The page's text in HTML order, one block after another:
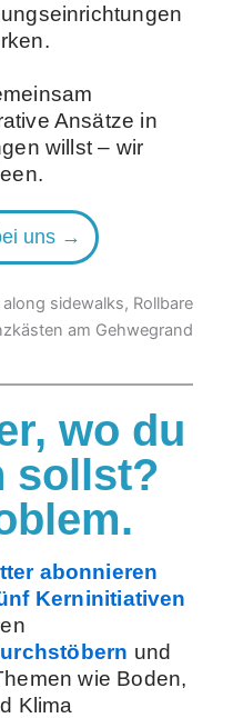
Ansätze in
willst – wir
uns →
wo du
sollst?
abonnieren
Kerninitiativen
und
wie Boden,
Klima